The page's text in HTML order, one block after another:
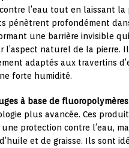
l’eau tout en laissant la
pénètrent profondément
une barrière invisible
l’aspect naturel de la pierre.
adaptés aux travertins
forte humidité.
à base de fluoropolymères
plus avancée. Ces
protection contre l’eau,
et de graisse. Ils sont